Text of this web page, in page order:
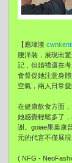
【應瑋漢
腰洋裝，展現出
記，但婚禮還在
會督促她注意身
空氣，兩人日常
在健康飲食方面
她感覺輕鬆多了
謝。goiae果葉康
元的代言不僅展
( NFG -